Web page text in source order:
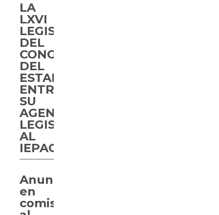
LA
LXVI
LEGISLATURA
DEL
CONGRESO
DEL
ESTADO
ENTREGA
SU
AGENDA
LEGISLATIVA
AL
IEPAC
Anuncian
en
comisión